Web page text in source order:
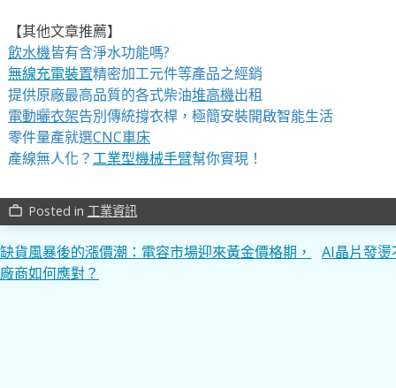
【其他文章推薦】
飲水機皆有含淨水功能嗎?
無線充電裝置精密加工元件等產品之經銷
提供原廠最高品質的各式柴油堆高機出租
電動曬衣架告別傳統撐衣桿，極簡安裝開啟智能生活
零件量產就選CNC車床
產線無人化？工業型機械手臂幫你實現！
work_outline Posted in 工業資訊
文
章
缺貨風暴後的漲價潮：電容市場迎來黃金價格期，
廠商如何應對？
AI晶片發